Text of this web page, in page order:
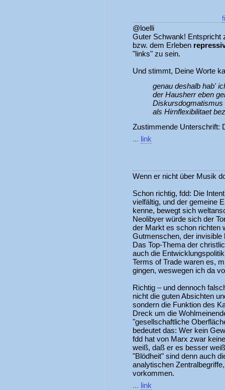
@loelli
Guter Schwank! Entspricht
bzw. dem Erleben
"links" zu sein.
Und stimmt, Deine Worte
genau deshalb hab'
der Hausherr eben
als Hirnflexibilitaet
Zustimmende Unterschrift:
... link
Wenn er nicht über Musik
Schon richtig, fdd: Die
vielfältig, und der gemeine
kenne, bewegt sich
Neolibyer würde sich der
der Markt es schon richten
Gutmenschen, der invisible
Das Top-Thema der
auch die
Terms of Trade waren es,
gingen, weswegen ich da
Richtig – und dennoch
nicht die guten Absichten
sondern die Funktion des
Dreck um die
"gesellschaftliche
bedeutet das: Wer kein
fdd hat von Marx zwar
weiß, daß er es besser
"Blödheit" sind denn auch
analytischen
vorkommen.
... link